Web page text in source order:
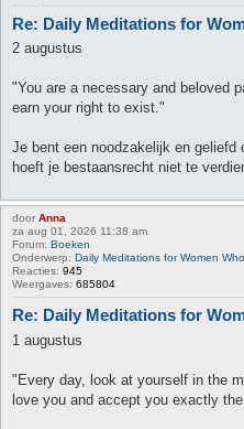
Re: Daily Meditations for
2 augustus
"You are a necessary and beloved
earn your right to exist."
Je bent een noodzakelijk en geliefd
hoeft je bestaansrecht niet te
door Anna
za aug 01, 2026 11:38 am
Forum: Boeken
Onderwerp: Daily Meditations for Women
Reacties: 945
Weergaves: 685804
Re: Daily Meditations for
1 augustus
"Every day, look at yourself in the
love you and accept you exactly